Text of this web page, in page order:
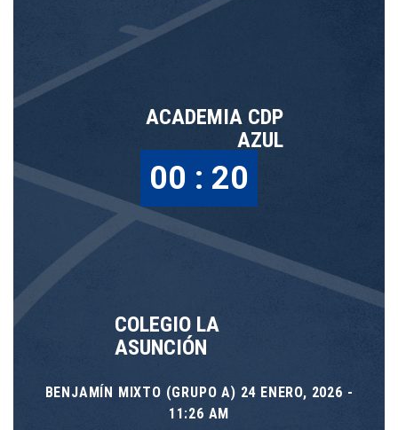
ACADEMIA CDP
AZUL
00 : 20
COLEGIO LA
ASUNCIÓN
BENJAMÍN MIXTO (GRUPO A) 24 ENERO, 2026 -
11:26 AM